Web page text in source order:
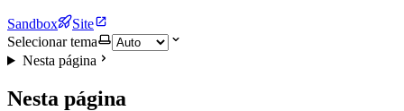
Sandbox
Site
Selecionar tema
Nesta página
Nesta página